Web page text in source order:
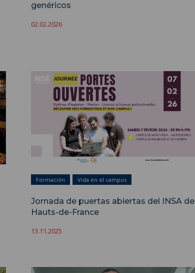
genéricos
02.02.2026
Formación Vida en el campus
Jornada de puertas abiertas del INSA de
Hauts-de-France
13.11.2025